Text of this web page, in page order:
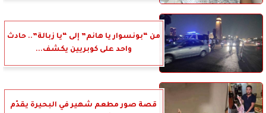
من “بونسوار يا هانم” إلى “يا زبالة”.. حادث
واحد على كوبريين يكشف...
قصة صور مطعم شهير في البحيرة يقدّم